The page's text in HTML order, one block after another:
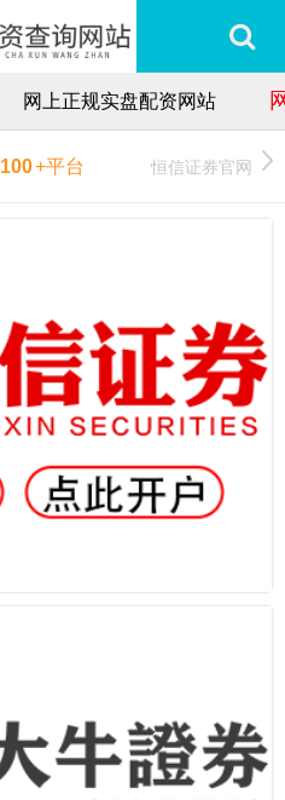
网上正规实盘配资网站
100+平台 恒信证券官网